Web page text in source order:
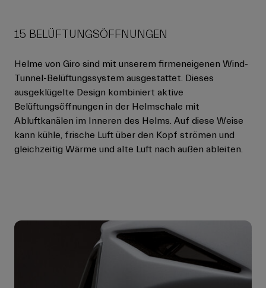
15 BELÜFTUNGSÖFFNUNGEN
Helme von Giro sind mit unserem firmeneigenen Wind-
Tunnel-Belüftungssystem ausgestattet. Dieses
ausgeklügelte Design kombiniert aktive
Belüftungsöffnungen in der Helmschale mit
Abluftkanälen im Inneren des Helms. Auf diese Weise
kann kühle, frische Luft über den Kopf strömen und
gleichzeitig Wärme und alte Luft nach außen ableiten.